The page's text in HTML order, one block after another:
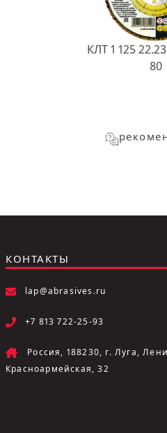
КЛТ 1 125
80
КОНТАКТЫ
lap@abrasives.ru
+7 813 722-25-93
Россия, 188230, г. Луга,
Красноармейская, 32